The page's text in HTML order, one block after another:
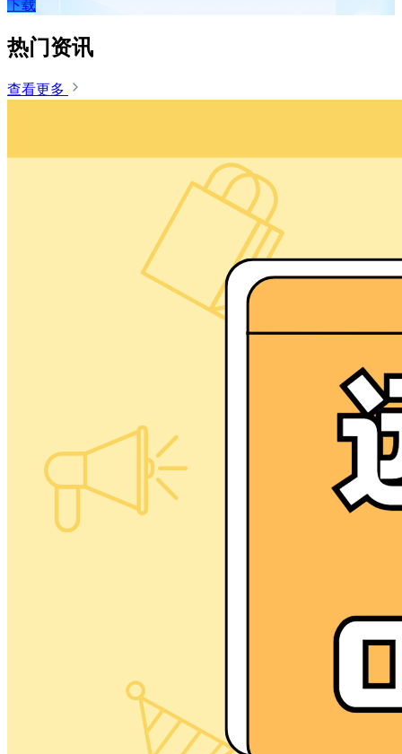
下载
热门资讯
查看更多